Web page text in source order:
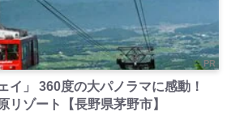
PR
イ」 360度の大パノラマに感動！
リゾート【長野県茅野市】